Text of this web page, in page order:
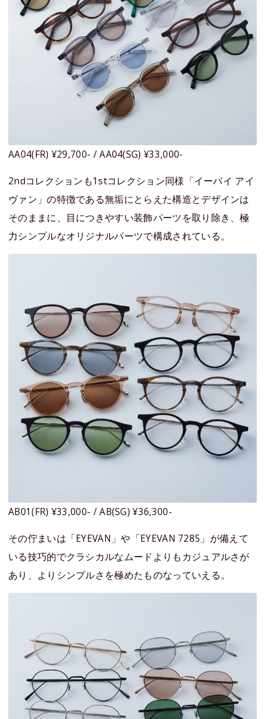
AA04(FR) ¥29,700- / AA04(SG) ¥33,000-
2ndコレクションも1stコレクション同様「イーバイ アイ
ヴァン」の特徴である無垢にとらえた構造とデザインは
そのままに、目につきやすい装飾パーツを取り除き、極
力シンプルなオリジナルパーツで構成されている。
AB01(FR) ¥33,000- / AB(SG) ¥36,300-
その佇まいは「EYEVAN」や「EYEVAN 7285」が備えて
いる技巧的でクラシカルなムードよりもカジュアルさが
あり、よりシンプルさを極めたものなっていえる。